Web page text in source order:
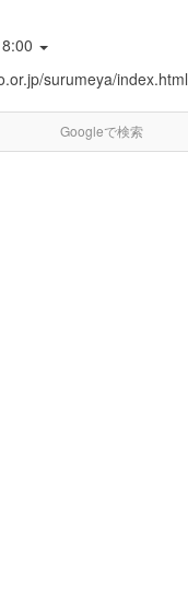
surumeya/index.html
Googleで検索